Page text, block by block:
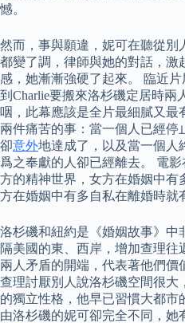
憾。
然而，事與願違，妮可在聽從別
都變了調，律師與她的對話，激
感，她漸漸強硬了起來。 臨近
到Charlie要搬來洛杉磯定居時兩
咽，此幕應該是全片最細膩又最
兩件痛苦的事：當一個人已經
卻意外地達成了，以及當一個人
爲之奉獻的人卻已經離去。 電
方的精神世界，女方在婚姻中有
方在婚姻中有多自私在離婚時就
洛杉磯和紐約是《婚姻故事》中
隔美國的東、西岸，增加查理
兩人矛盾的開端，代表著他們價
查理討厭別人說洛杉磯空間很大
的獨立性格，他早已習慣大都市
由洛杉磯的妮可卻完全不同，她